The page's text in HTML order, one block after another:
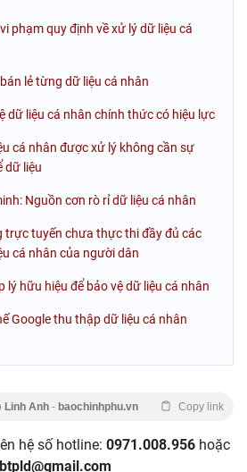
phạm quy định về xử lý dữ liệu cá
lẻ từng dữ liệu cá nhân
dữ liệu cá nhân chính thức có hiệu lực
cá nhân được xử lý không cần sự
dữ liệu
Nguồn cơn rò rỉ dữ liệu cá nhân
trực tuyến chưa thực thi đầy đủ các
cá nhân của người dân
lý hữu hiệu để bảo vệ dữ liệu cá nhân
Google thu thập dữ liệu cá nhân
Linh Anh - baochinhphu.vn Copy link
hệ số hotline: 0971.008.956 hoặc